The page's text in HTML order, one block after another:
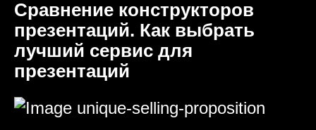
Сравнение конструкторов
презентаций. Как выбрать
лучший сервис для
презентаций